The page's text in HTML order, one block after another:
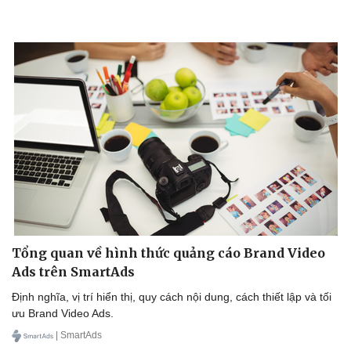
Tổng quan về hình thức quảng cáo Brand Video
Ads trên SmartAds
Định nghĩa, vị trí hiển thị, quy cách nội dung, cách thiết lập và tối
ưu Brand Video Ads.
| SmartAds